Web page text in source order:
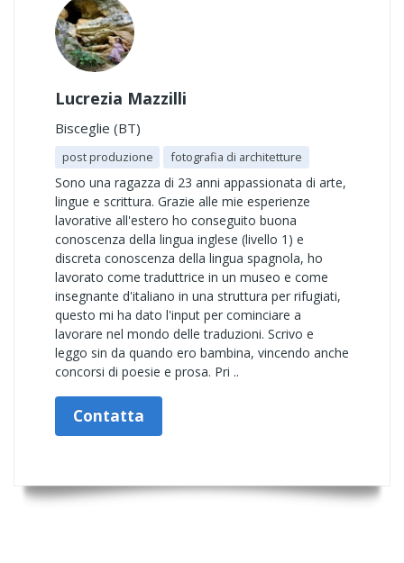
Lucrezia Mazzilli
Bisceglie (BT)
post produzione fotografia di architetture
Sono una ragazza di 23 anni appassionata di arte,
lingue e scrittura. Grazie alle mie esperienze
lavorative all'estero ho conseguito buona
conoscenza della lingua inglese (livello 1) e
discreta conoscenza della lingua spagnola, ho
lavorato come traduttrice in un museo e come
insegnante d'italiano in una struttura per rifugiati,
questo mi ha dato l'input per cominciare a
lavorare nel mondo delle traduzioni. Scrivo e
leggo sin da quando ero bambina, vincendo anche
concorsi di poesie e prosa. Pri ..
Contatta